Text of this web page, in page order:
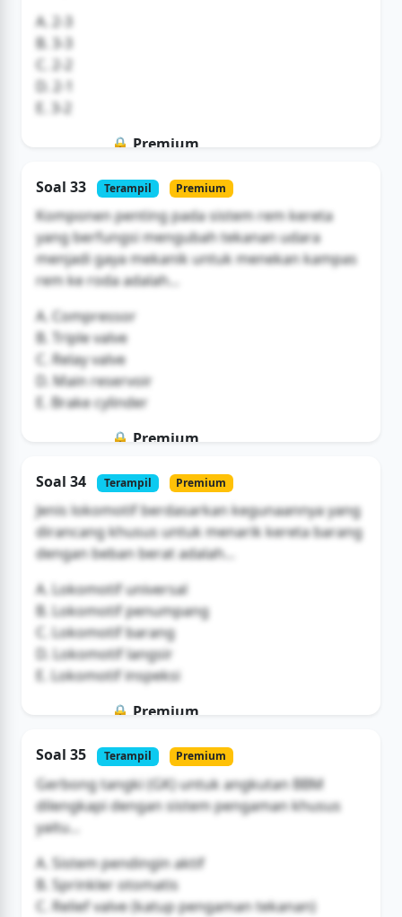
A. 2-3
B. 3-3
C. 2-2
D. 2-1
E. 3-2
🔒 Premium
Buka Akses
Soal 33 Terampil Premium
Komponen penting pada sistem rem kereta
yang berfungsi mengubah tekanan udara
menjadi gaya mekanik untuk menekan kampas
rem ke roda adalah...
A. Compressor
B. Triple valve
C. Relay valve
D. Main reservoir
E. Brake cylinder
🔒 Premium
Buka Akses
Soal 34 Terampil Premium
Jenis lokomotif berdasarkan kegunaannya yang
dirancang khusus untuk menarik kereta barang
dengan beban berat adalah...
A. Lokomotif universal
B. Lokomotif penumpang
C. Lokomotif barang
D. Lokomotif langsir
E. Lokomotif inspeksi
🔒 Premium
Buka Akses
Soal 35 Terampil Premium
Gerbong tangki (GK) untuk angkutan BBM
dilengkapi dengan sistem pengaman khusus
yaitu...
A. Sistem pendingin aktif
B. Sprinkler otomatis
C. Relief valve (katup pengaman tekanan)